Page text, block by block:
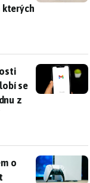
kterých
bezplatného
se
z
o PS5. Konzolí
o